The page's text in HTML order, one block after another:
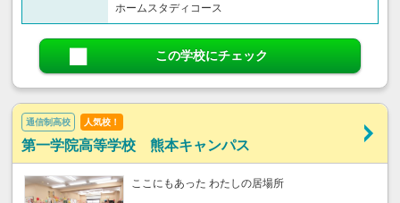
ホームスタディコース
この学校にチェック
通信制高校 人気校！
第一学院高等学校 熊本キャンパス
ここにもあった わたしの居場所